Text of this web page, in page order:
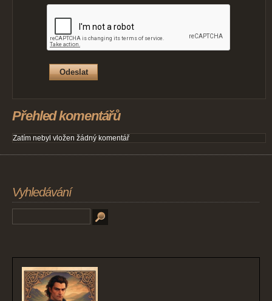
Přehled komentářů
Zatím nebyl vložen žádný komentář
Vyhledávání